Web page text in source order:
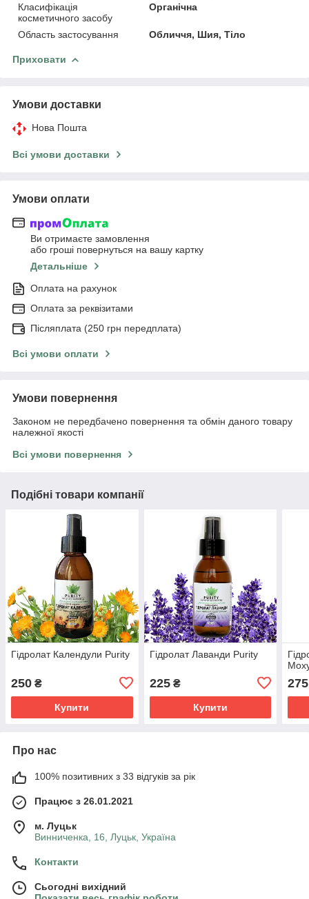
Класифікація
косметичного засобу
Органічна
Область застосування Обличчя, Шия, Тіло
Приховати
Умови доставки
Нова Пошта
Всі умови доставки
Умови оплати
Ви отримаєте замовлення
або гроші повернуться на вашу картку
Детальніше
Оплата на рахунок
Оплата за реквізитами
Післяплата (250 грн передплата)
Всі умови оплати
Умови повернення
Законом не передбачено повернення та обмін даного товару
належної якості
Всі умови повернення
Подібні товари компанії
Гідролат Календули Purity
250 ₴
Купити
Гідролат Лаванди Purity
225₴
Купити
275
Про нас
100% позитивних з 33 відгуків за рік
Працює з 26.01.2021
м. Луцьк
Винниченка, 16, Луцьк, Україна
Контакти
Сьогодні вихідний